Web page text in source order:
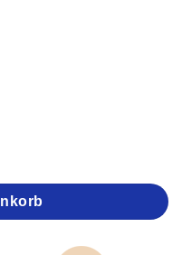
Montageteilen Menge